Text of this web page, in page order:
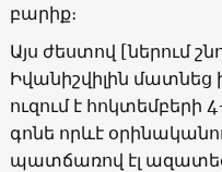
բարիք։
Այս ժեստով [ներում
Իվանիշվիլին մատնեց
ուզում է հոկտեմբերի
գոնե որևէ
պատճառով էլ